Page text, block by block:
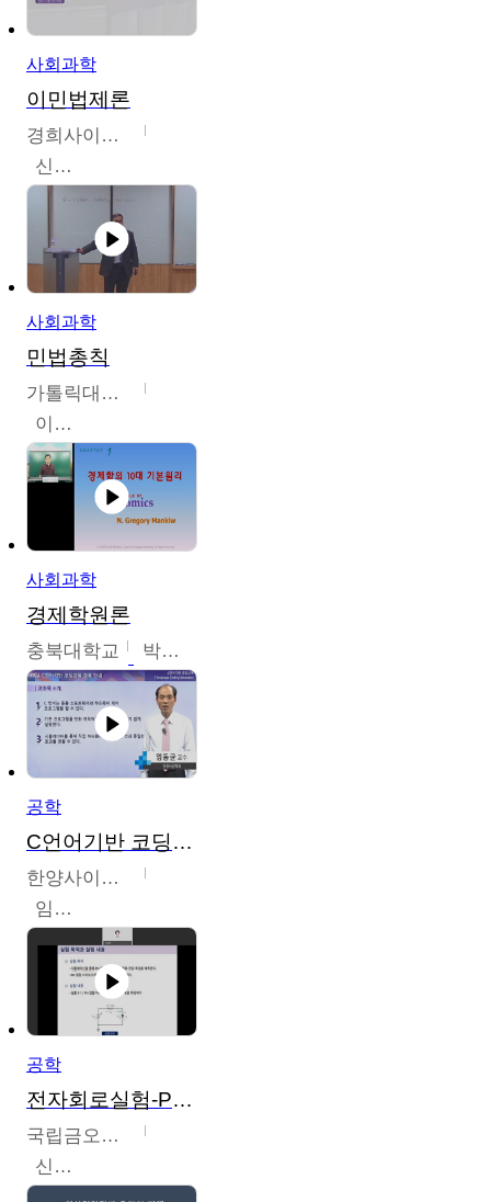
사회과학
이민법제론
경희사이버대학교
신광수
사회과학
민법총칙
가톨릭대학교
이홍민
사회과학
경제학원론
충북대학교 박철호
공학
C언어기반 코딩교육
한양사이버대학교
임동균
공학
전자회로실험-PSPICE 시뮬레이션
국립금오공과대학교
신경욱